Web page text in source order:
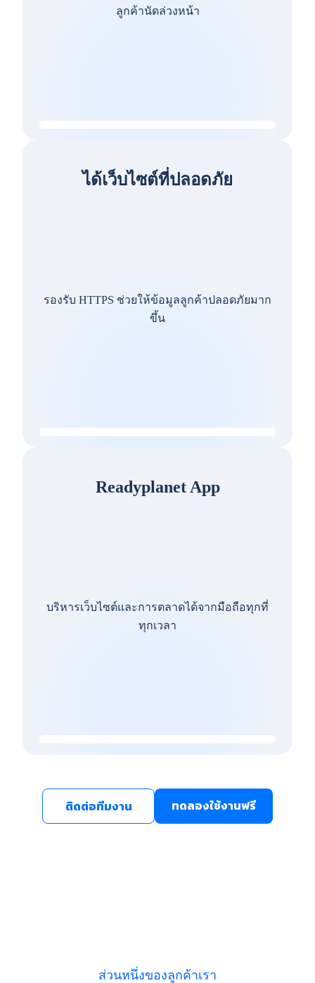
ลูกค้านัดล่วงหน้า
ได้เว็บไซต์ที่ปลอดภัย
รองรับ HTTPS ช่วยให้ข้อมูลลูกค้าปลอดภัยมาก
ขึ้น
Readyplanet App
บริหารเว็บไซต์และการตลาดได้จากมือถือทุกที่
ทุกเวลา
ติดต่อทีมงาน ทดลองใช้งานฟรี
ส่วนหนึ่งของลูกค้าเรา